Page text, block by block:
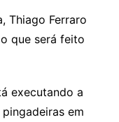
Thiago Ferraro
que será feito
executando a
em